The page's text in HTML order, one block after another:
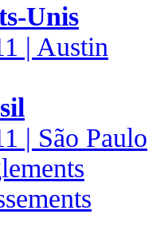
Unis
| Austin
| São Paulo